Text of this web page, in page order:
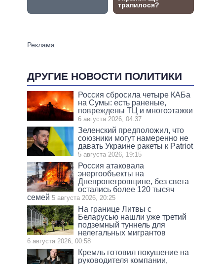
ДРУГИЕ НОВОСТИ ПОЛИТИКИ
Россия сбросила четыре КАБа
на Сумы: есть раненые,
повреждены ТЦ и многоэтажки
6 августа 2026, 04:37
Зеленский предположил, что
союзники могут намеренно не
давать Украине ракеты к Patriot
5 августа 2026, 19:15
Россия атаковала
энергообъекты на
Днепропетровщине, без света
остались более 120 тысяч
семей 5 августа 2026, 20:25
На границе Литвы с
Беларусью нашли уже третий
подземный туннель для
нелегальных мигрантов
6 августа 2026, 00:58
Кремль готовил покушение на
руководителя компании,